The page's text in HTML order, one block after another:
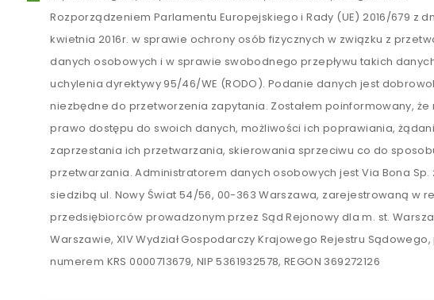
Rozporządzeniem Parlamentu Europejskiego i Rady (UE) 2016/679 z
kwietnia 2016r. w sprawie ochrony osób fizycznych w związku z
danych osobowych i w sprawie swobodnego przepływu takich
uchylenia dyrektywy 95/46/WE (RODO). Podanie danych jest
niezbędne do przetworzenia zapytania. Zostałem poinformowany, że
prawo dostępu do swoich danych, możliwości ich poprawiania,
zaprzestania ich przetwarzania, skierowania sprzeciwu co do
przetwarzania. Administratorem danych osobowych jest Via Bona Sp.
siedzibą ul. Nowy Świat 54/56, 00-363 Warszawa, zarejestrowaną w
przedsiębiorców prowadzonym przez Sąd Rejonowy dla m. st.
Warszawie, XIV Wydział Gospodarczy Krajowego Rejestru
numerem KRS 0000713679, NIP 5361932578, REGON 369272126